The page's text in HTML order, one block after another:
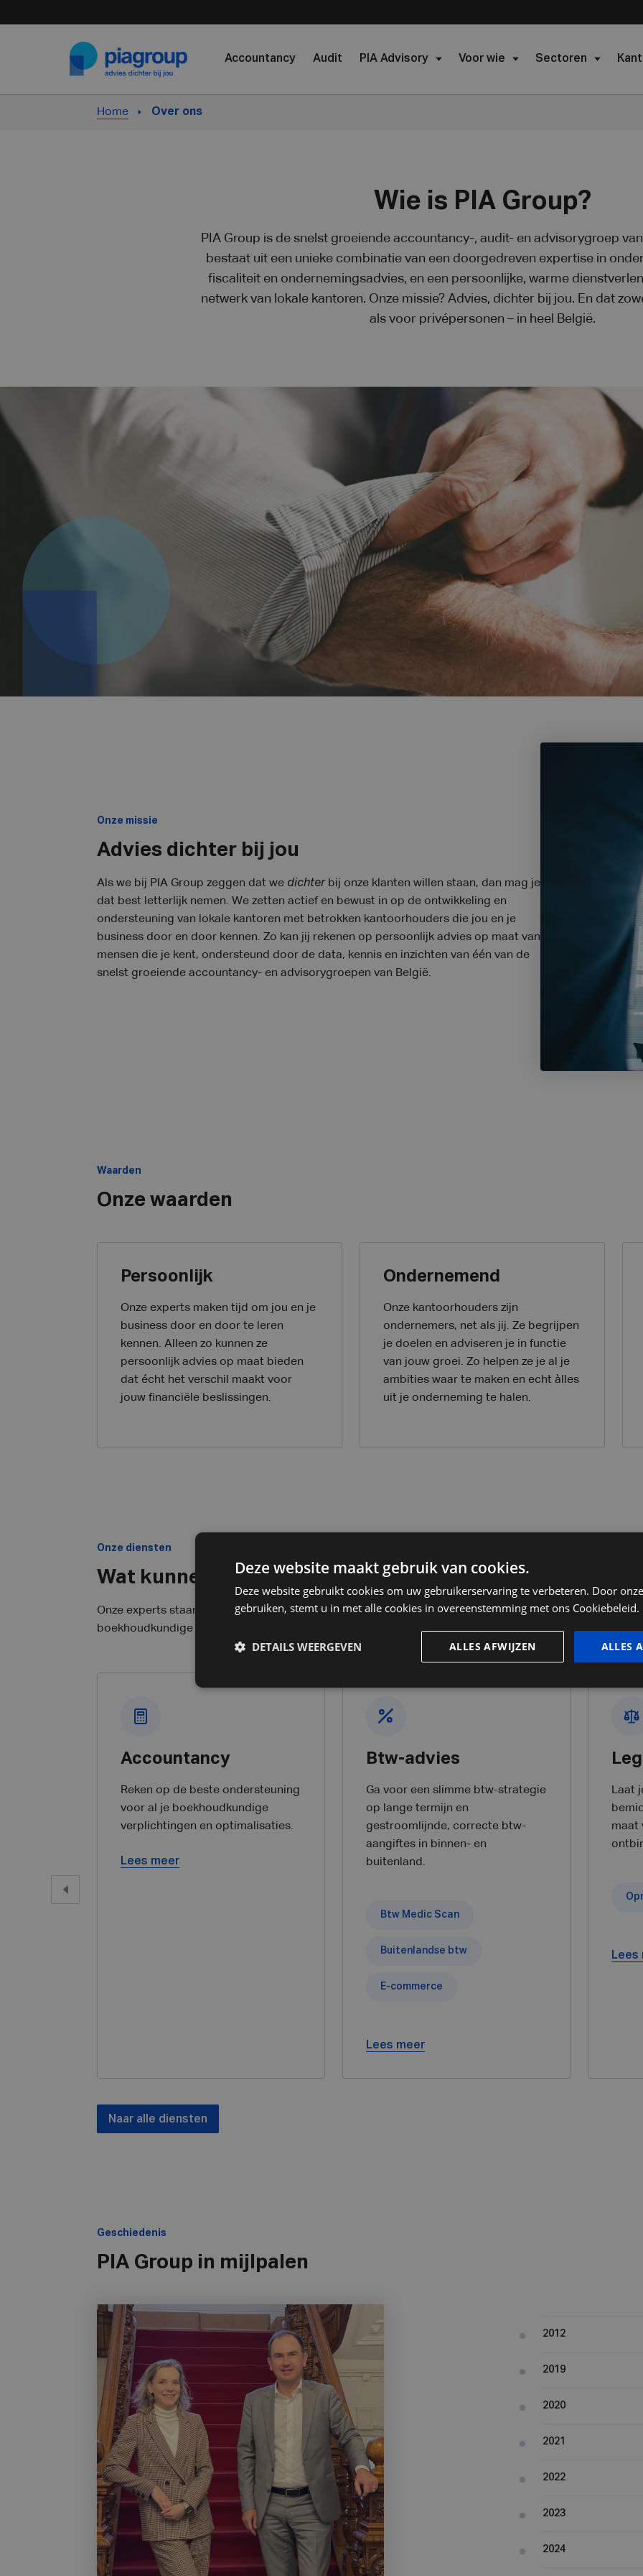
Accountancy Audit PIA Advisory Voor wie Sectoren
Home Over ons
Wie is PIA Group?
PIA Group is de snelst groeiende accountancy-, audit- en advisorygroep
bestaat uit een unieke combinatie van een doorgedreven expertise in
fiscaliteit en ondernemingsadvies, en een persoonlijke, warme
netwerk van lokale kantoren. Onze missie? Advies, dichter bij jou. En dat
als voor privépersonen – in heel België.
Onze missie
Advies dichter bij jou
Als we bij PIA Group zeggen dat we dichterbij onze klanten willen staan, dan mag je
dat best letterlijk nemen. We zetten actief en bewust in op de ontwikkeling en
ondersteuning van lokale kantoren met betrokken kantoorhouders die jou en je
business door en door kennen. Zo kan jij rekenen op persoonlijk advies op maat van
mensen die je kent, ondersteund door de data, kennis en inzichten van één van de
snelst groeiende accountancy- en advisorygroepen van België.
Waarden
Onze waarden
Persoonlijk
Onze experts maken tijd om jou en je
business door en door te leren
kennen. Alleen zo kunnen ze
persoonlijk advies op maat bieden
dat écht het verschil maakt voor
jouw financiële beslissingen.
Ondernemend
Onze kantoorhouders zijn
ondernemers, net als jij. Ze begrijpen
je doelen en adviseren je in functie
van jouw groei. Zo helpen ze je al je
ambities waar te maken en echt àlles
uit je onderneming te halen.
Onze diensten
Wat kunnen we voor je doen?
Onze experts staan je bij doorheen je volledige traject als ondernemer. Daarom bieden we alles van
boekhoudkundige ondersteuning tot professioneel, persoonlijk advies op maat rond alle vraagstukken
Accountancy
Reken op de beste ondersteuning
voor al je boekhoudkundige
verplichtingen en optimalisaties.
Lees meer
Btw-advies
Ga voor een slimme btw-strategie
op lange termijn en
gestroomlijnde, correcte btw-
aangiftes in binnen- en
buitenland.
Btw Medic Scan
Buitenlandse btw
E-commerce
Lees meer
Laat
maat
Lees
Naar alle diensten
Geschiedenis
PIA Group in mijlpalen
2012
2019
2020
2021
2022
2023
2024
Deze website maakt gebruik van cookies.
Deze website gebruikt cookies om uw gebruikerservaring te verbeteren. Door
gebruiken, stemt u in met alle cookies in overeenstemming met ons Cookiebeleid.
ALLES
ALLES AFWIJZEN
DETAILS WEERGEVEN